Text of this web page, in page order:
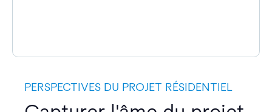
PERSPECTIVES DU PROJET RÉSIDENTIEL